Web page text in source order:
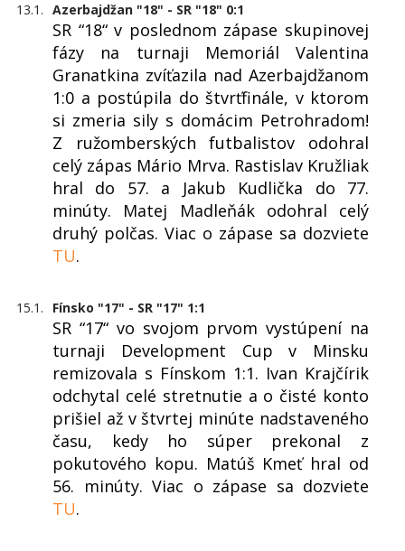
13.1. Azerbajdžan "18" - SR "18" 0:1
SR “18“ v poslednom zápase skupinovej
fázy na turnaji Memoriál Valentina
Granatkina zvíťazila nad Azerbajdžanom
1:0 a postúpila do štvrťfinále, v ktorom
si zmeria sily s domácim Petrohradom!
Z ružomberských futbalistov odohral
celý zápas Mário Mrva. Rastislav Kružliak
hral do 57. a Jakub Kudlička do 77.
minúty. Matej Madleňák odohral celý
druhý polčas. Viac o zápase sa dozviete
TU.
15.1. Fínsko "17" - SR "17" 1:1
SR “17“ vo svojom prvom vystúpení na
turnaji Development Cup v Minsku
remizovala s Fínskom 1:1. Ivan Krajčírik
odchytal celé stretnutie a o čisté konto
prišiel až v štvrtej minúte nadstaveného
času, kedy ho súper prekonal z
pokutového kopu. Matúš Kmeť hral od
56. minúty. Viac o zápase sa dozviete
TU.